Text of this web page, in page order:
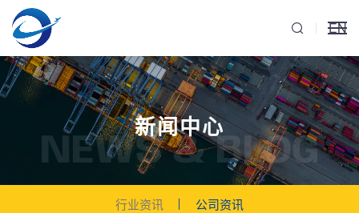
EN
新闻中心
NEWS & BLOG
行业资讯 公司资讯